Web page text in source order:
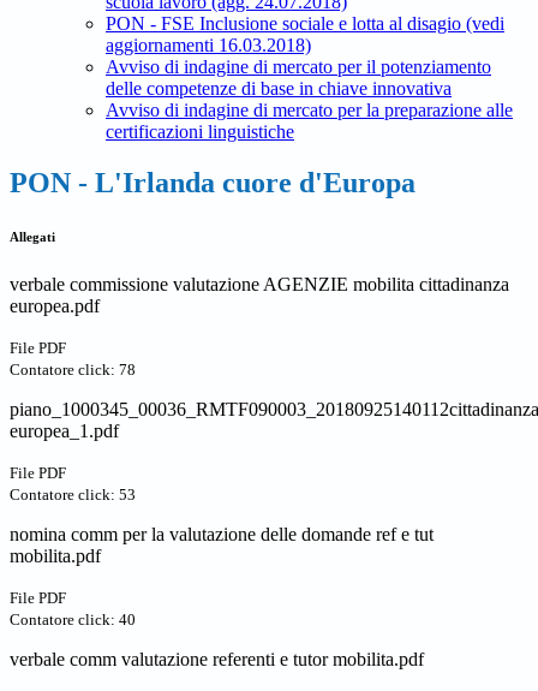
PON - FSE Inclusione sociale e lotta al disagio (vedi
aggiornamenti 16.03.2018)
Avviso di indagine di mercato per il potenziamento
delle competenze di base in chiave innovativa
Avviso di indagine di mercato per la preparazione alle
certificazioni linguistiche
PON - L'Irlanda cuore d'Europa
Allegati
verbale commissione valutazione AGENZIE mobilita cittadinanza
europea.pdf
File PDF
Contatore click: 78
piano_1000345_00036_RMTF090003_20180925140112cittadinanza
europea_1.pdf
File PDF
Contatore click: 53
nomina comm per la valutazione delle domande ref e tut
mobilita.pdf
File PDF
Contatore click: 40
verbale comm valutazione referenti e tutor mobilita.pdf